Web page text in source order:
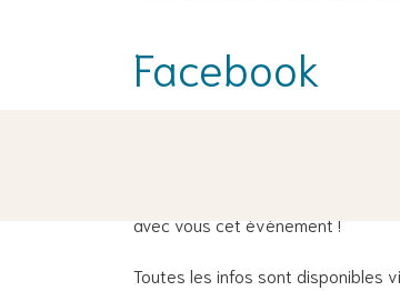
Facebook
avec vous cet évènement !
Toutes les infos sont disponibles